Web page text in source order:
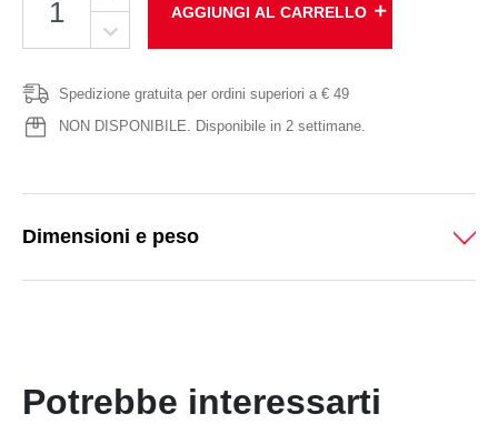
AGGIUNGI AL CARRELLO add
Spedizione gratuita per ordini superiori a € 49
NON DISPONIBILE. Disponibile in 2 settimane.
Dimensioni e peso
Potrebbe interessarti